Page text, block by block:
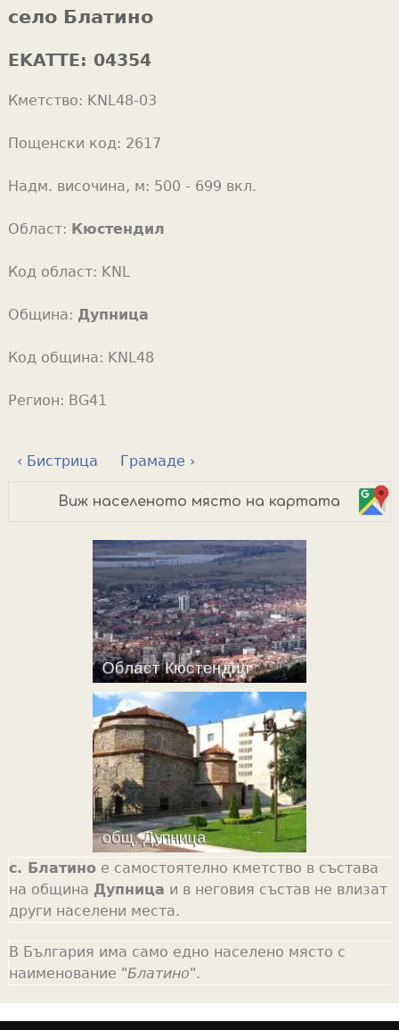
f
r
m
r
e
e
село Блатино
EKATTE: 04354
Кметство: KNL48-03
Пощенски код: 2617
Надм. височина, м: 500 - 699 вкл.
Област: Кюстендил
Код област: KNL
Община: Дупница
Код община: KNL48
Регион: BG41
‹ Бистрица Грамаде ›
Виж населеното място на картата
с. Блатиное самостоятелно кметство в състава
на община Дупница и в неговия състав не влизат
други населени места.
В България има само едно населено място с
наименование "Блатино".